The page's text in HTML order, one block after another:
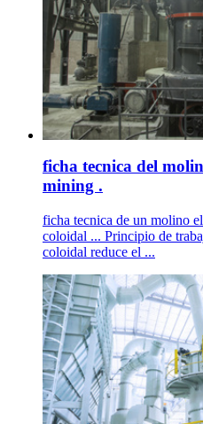
ficha tecnica del
mining .
ficha tecnica de un molino
coloidal ... Principio de
coloidal reduce el ...